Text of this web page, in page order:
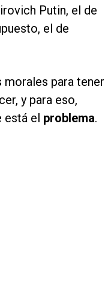
Putin, el de
el de
para tener
y para eso,
está el problema.